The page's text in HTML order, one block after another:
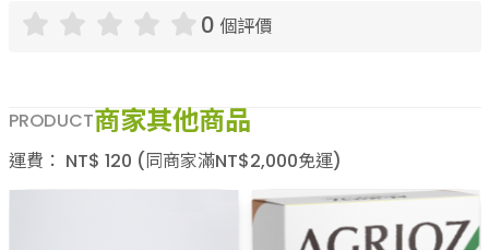
0 個評價
PRODUCT商家其他商品
運費： NT$ 120 (同商家滿NT$2,000免運)